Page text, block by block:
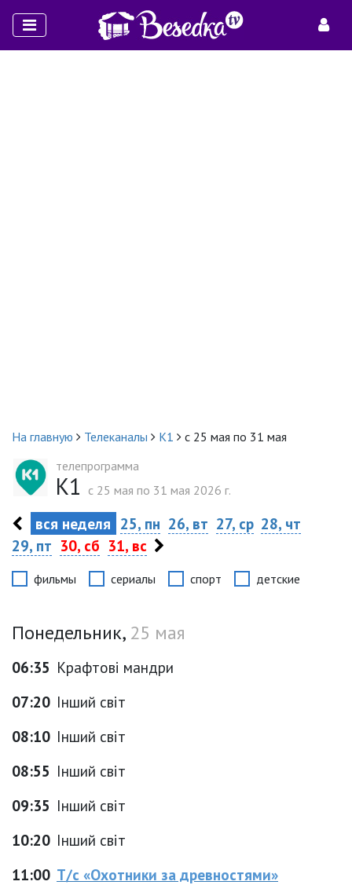
На главную Телеканалы К1
с 25 мая по 31 мая
телепрограмма
К1 c 25 мая по 31 мая 2026 г.
вся неделя 25, пн 26, вт 27, ср 28, чт
29, пт 30, сб 31, вс
фильмы сериалы спорт детские
Понедельник, 25 мая
06:35 Крафтові мандри
07:20 Інший світ
08:10 Інший світ
08:55 Інший світ
09:35 Інший світ
10:20 Інший світ
11:00 Т/с «Охотники за древностями»